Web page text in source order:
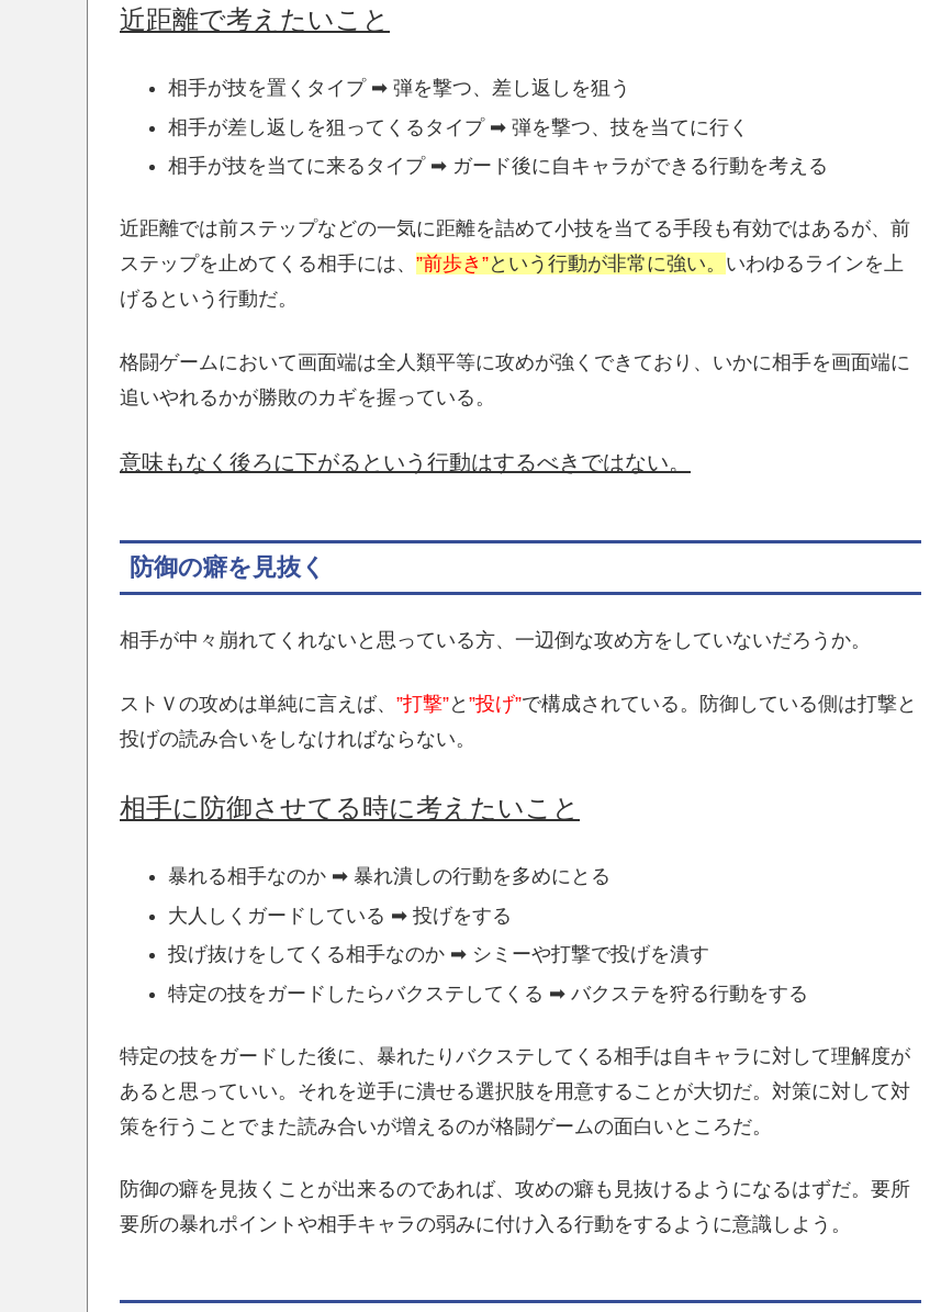
近距離で考えたいこと
相手が技を置くタイプ ➡ 弾を撃つ、差し返しを狙う
相手が差し返しを狙ってくるタイプ ➡ 弾を撃つ、技を当てに行く
相手が技を当てに来るタイプ ➡ ガード後に自キャラができる行動を考える
近距離では前ステップなどの一気に距離を詰めて小技を当てる手段も有効ではあるが、前
ステップを止めてくる相手には、 ”前歩き”という行動が非常に強い。 いわゆるラインを上
げるという行動だ。
格闘ゲームにおいて画面端は全人類平等に攻めが強くできており、いかに相手を画面端に
追いやれるかが勝敗のカギを握っている。
意味もなく後ろに下がるという行動はするべきではない。
防御の癖を見抜く
相手が中々崩れてくれないと思っている方、一辺倒な攻め方をしていないだろうか。
ストＶの攻めは単純に言えば、 ”打撃”と ”投げ”で構成されている。防御している側は打撃と
投げの読み合いをしなければならない。
相手に防御させてる時に考えたいこと
暴れる相手なのか ➡ 暴れ潰しの行動を多めにとる
大人しくガードしている ➡ 投げをする
投げ抜けをしてくる相手なのか ➡ シミーや打撃で投げを潰す
特定の技をガードしたらバクステしてくる ➡ バクステを狩る行動をする
特定の技をガードした後に、暴れたりバクステしてくる相手は自キャラに対して理解度が
あると思っていい。それを逆手に潰せる選択肢を用意することが大切だ。対策に対して対
策を行うことでまた読み合いが増えるのが格闘ゲームの面白いところだ。
防御の癖を見抜くことが出来るのであれば、攻めの癖も見抜けるようになるはずだ。要所
要所の暴れポイントや相手キャラの弱みに付け入る行動をするように意識しよう。